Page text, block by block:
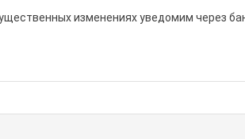
изменениях уведомим через